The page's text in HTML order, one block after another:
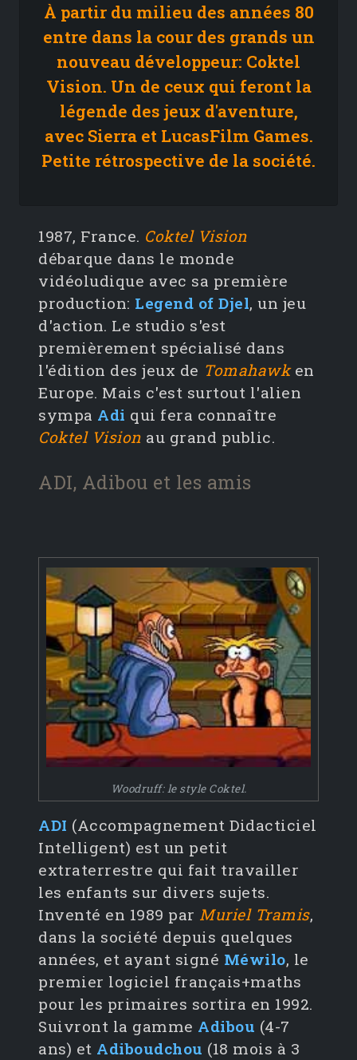
À partir du milieu des années 80
entre dans la cour des grands un
nouveau développeur: Coktel
Vision. Un de ceux qui feront la
légende des jeux d'aventure,
avec Sierra et LucasFilm Games.
Petite rétrospective de la société.
1987, France. Coktel Vision
débarque dans le monde
vidéoludique avec sa première
production: Legend of Djel, un jeu
d'action. Le studio s'est
premièrement spécialisé dans
l'édition des jeux de Tomahawken
Europe. Mais c'est surtout l'alien
sympa Adi qui fera connaître
Coktel Vision au grand public.
ADI, Adibou et les amis
Woodruff: le style Coktel.
ADI (Accompagnement Didacticiel
Intelligent) est un petit
extraterrestre qui fait travailler
les enfants sur divers sujets.
Inventé en 1989 par Muriel Tramis,
dans la société depuis quelques
années, et ayant signé Méwilo, le
premier logiciel français+maths
pour les primaires sortira en 1992.
Suivront la gamme Adibou (4-7
ans) et Adiboudchou (18 mois à 3